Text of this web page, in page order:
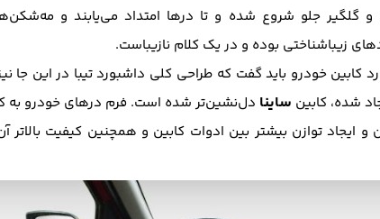
و گلگیر جلو شروع شده و تا درها امتداد می‌یابند و
زیباشناختی بوده و در یک کلام نازیباست.
کابین خودرو باید گفت که طراحی کلی داشبورد تیبا در این
شده، کابین ساینا دل‌نشین‌تر شده است. فرم‌ درهای خودرو به
و ایجاد توازن بیشتر بین ادوات کابین و همچنین کیفیت